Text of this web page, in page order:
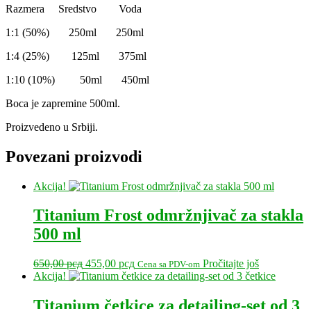
Razmera Sredstvo Voda
1:1 (50%) 250ml 250ml
1:4 (25%) 125ml 375ml
1:10 (10%) 50ml 450ml
Boca je zapremine 500ml.
Proizvedeno u Srbiji.
Povezani proizvodi
Akcija!
Titanium Frost odmržnjivač za stakla
500 ml
650,00рсд Originalna
cena
455,00 рсдTrenutna
cena
455,00 рсд.
Cena sa PDV-om Pročitajte još
Akcija!